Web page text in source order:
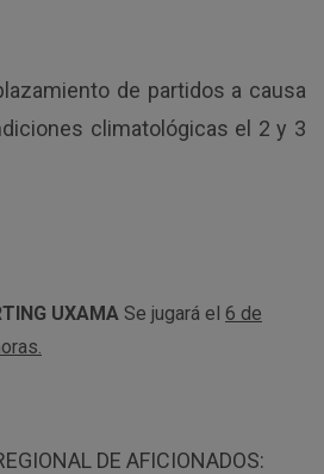
de partidos a causa
climatológicas el 2 y 3
UXAMA Se jugará el 6 de
DE AFICIONADOS: